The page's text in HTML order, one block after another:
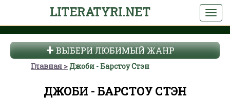
LITERATYRI.NET
ВЫБЕРИ ЛЮБИМЫЙ ЖАНР
Главная Джоби - Барстоу Стэн
ДЖОБИ - БАРСТОУ СТЭН